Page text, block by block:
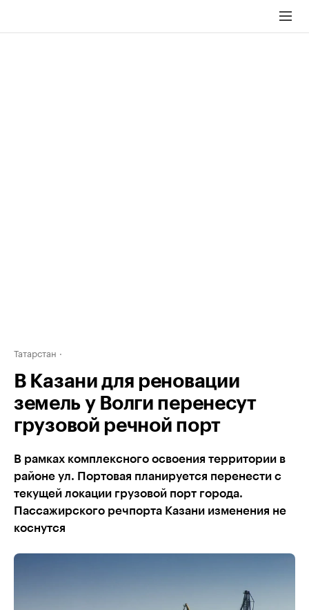
Татарстан
В Казани для реновации
земель у Волги перенесут
грузовой речной порт
В рамках комплексного освоения территории в
районе ул. Портовая планируется перенести с
текущей локации грузовой порт города.
Пассажирского речпорта Казани изменения не
коснутся